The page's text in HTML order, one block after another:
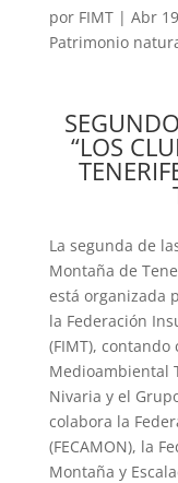
por FIMT| Abr
Patrimonio
“LOS
La segunda de
Montaña de
está organizada
la Federación
(FIMT), contando
Medioambiental
Nivaria y el
colabora la
(FECAMON), la
Montaña y